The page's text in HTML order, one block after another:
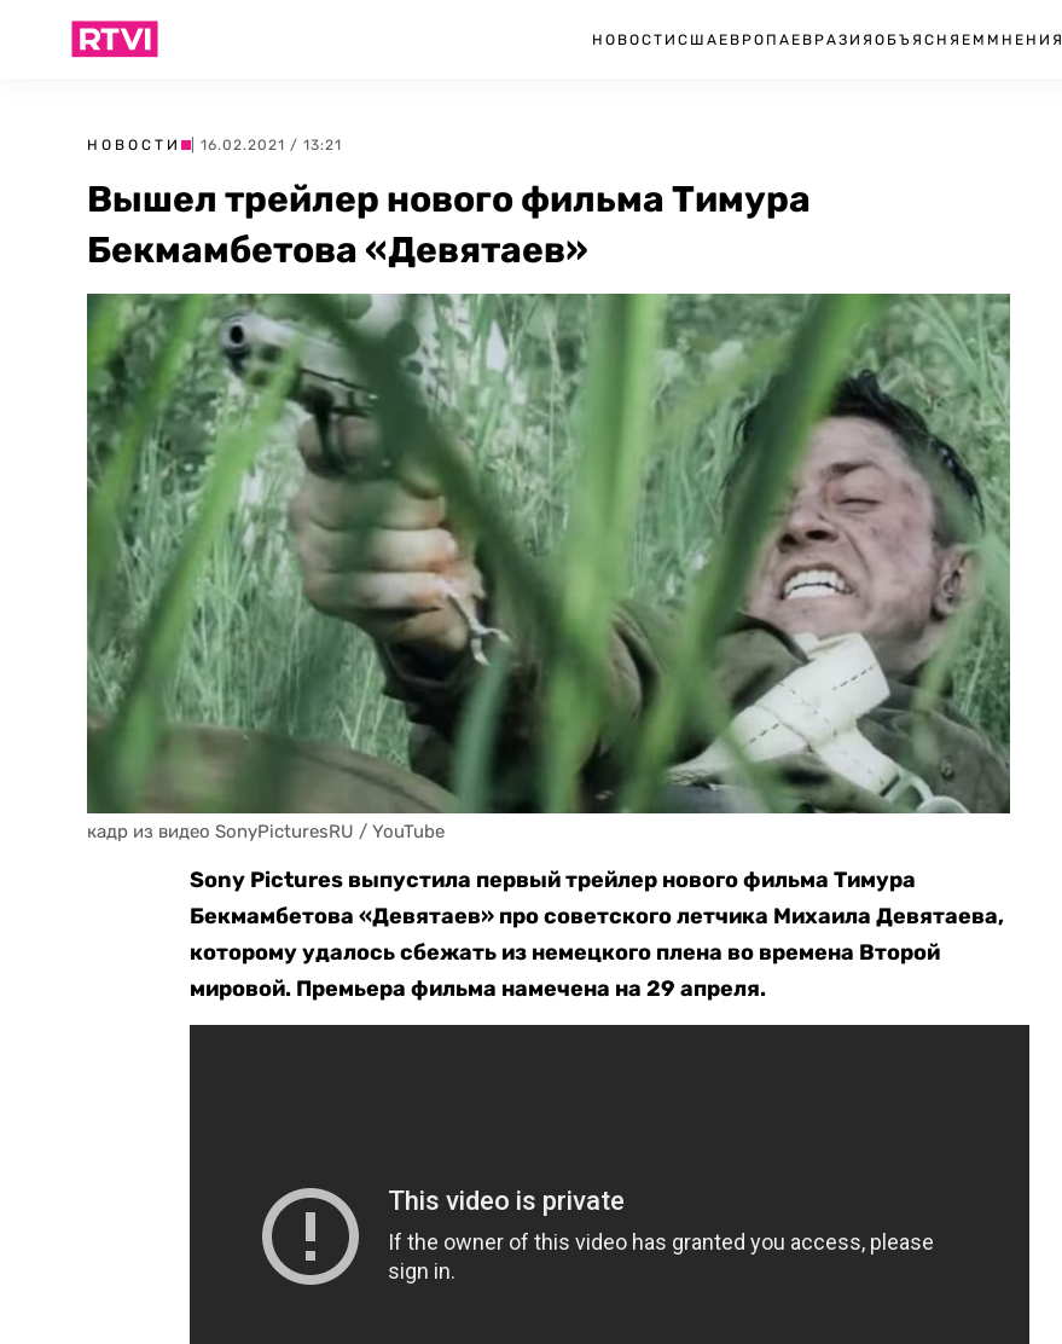
НОВОСТИ США ЕВРОПА ЕВРАЗИЯ ОБЪЯСНЯЕМ МНЕНИЯ
НОВОСТИ | 16.02.2021 / 13:21
Вышел трейлер нового фильма Тимура
Бекмамбетова «Девятаев»
кадр из видео SonyPicturesRU / YouTube
Sony Pictures выпустила первый трейлер нового фильма Тимура
Бекмамбетова «Девятаев» про советского летчика Михаила Девятаева,
которому удалось сбежать из немецкого плена во времена Второй
мировой. Премьера фильма намечена на 29 апреля.